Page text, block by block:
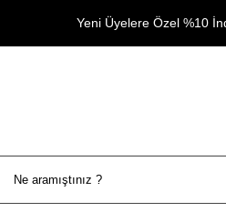
Yeni Üyelere Özel %10